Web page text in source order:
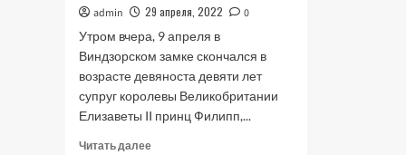
admin 29 апреля, 2022
0
Утром вчера, 9 апреля в
Виндзорском замке скончался в
возрасте девяноста девяти лет
супруг королевы Великобритании
Елизаветы II принц Филипп,...
Читать далееПрочитать